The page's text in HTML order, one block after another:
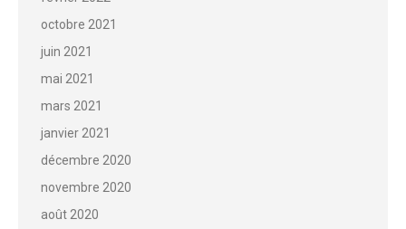
octobre 2021
juin 2021
mai 2021
mars 2021
janvier 2021
décembre 2020
novembre 2020
août 2020